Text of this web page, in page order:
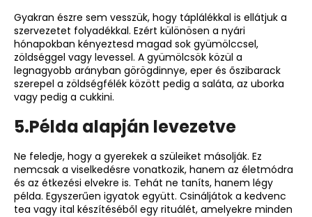
Gyakran észre sem vesszük, hogy táplálékkal is ellátjuk a
szervezetet folyadékkal. Ezért különösen a nyári
hónapokban kényeztesd magad sok gyümölccsel,
zöldséggel vagy levessel. A gyümölcsök közül a
legnagyobb arányban görögdinnye, eper és őszibarack
szerepel a zöldségfélék között pedig a saláta, az uborka
vagy pedig a cukkini.
5.Példa alapján levezetve
Ne feledje, hogy a gyerekek a szüleiket másolják. Ez
nemcsak a viselkedésre vonatkozik, hanem az életmódra
és az étkezési elvekre is. Tehát ne taníts, hanem légy
példa. Egyszerűen igyatok együtt. Csináljátok a kedvenc
tea vagy ital készítéséből egy rituálét, amelyekre minden